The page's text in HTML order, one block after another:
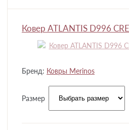
Ковер ATLANTIS D996
Бренд: Ковры Merinos
Размер